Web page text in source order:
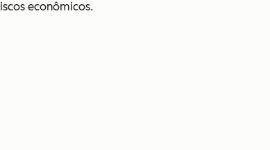
econômicos.